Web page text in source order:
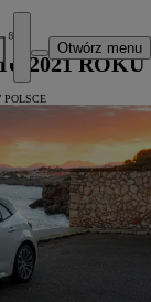
Otwórz menu
2021 ROKU
POLSCE